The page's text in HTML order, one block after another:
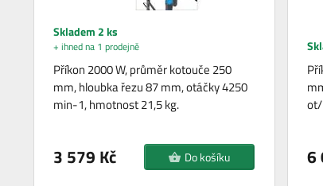
Skladem 2 ks
+ ihned na 1 prodejně
Příkon 2000 W, průměr kotouče 250
mm, hloubka řezu 87 mm, otáčky 4250
min-1, hmotnost 21,5 kg.
3 579 Kč Do košíku 6